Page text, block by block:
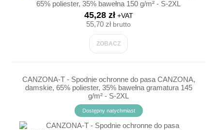
45,28 zł+VAT
55,70 złbrutto
ZOBACZ
CANZONA-T - Spodnie ochronne do pasa CANZONA,
damskie, 65% poliester, 35% bawełna gramatura 145
g/m² - S-2XL
Dostępny natychmiast